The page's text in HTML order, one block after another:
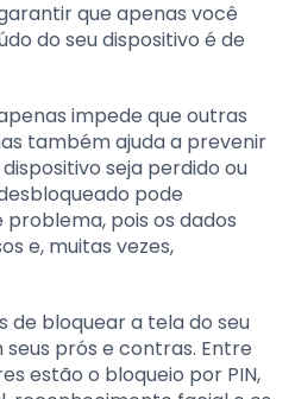
que apenas você
do seu dispositivo é de
impede que outras
também ajuda a prevenir
seja perdido ou
pode
pois os dados
e, muitas vezes,
de bloquear a tela do seu
prós e contras. Entre
estão o bloqueio por PIN,